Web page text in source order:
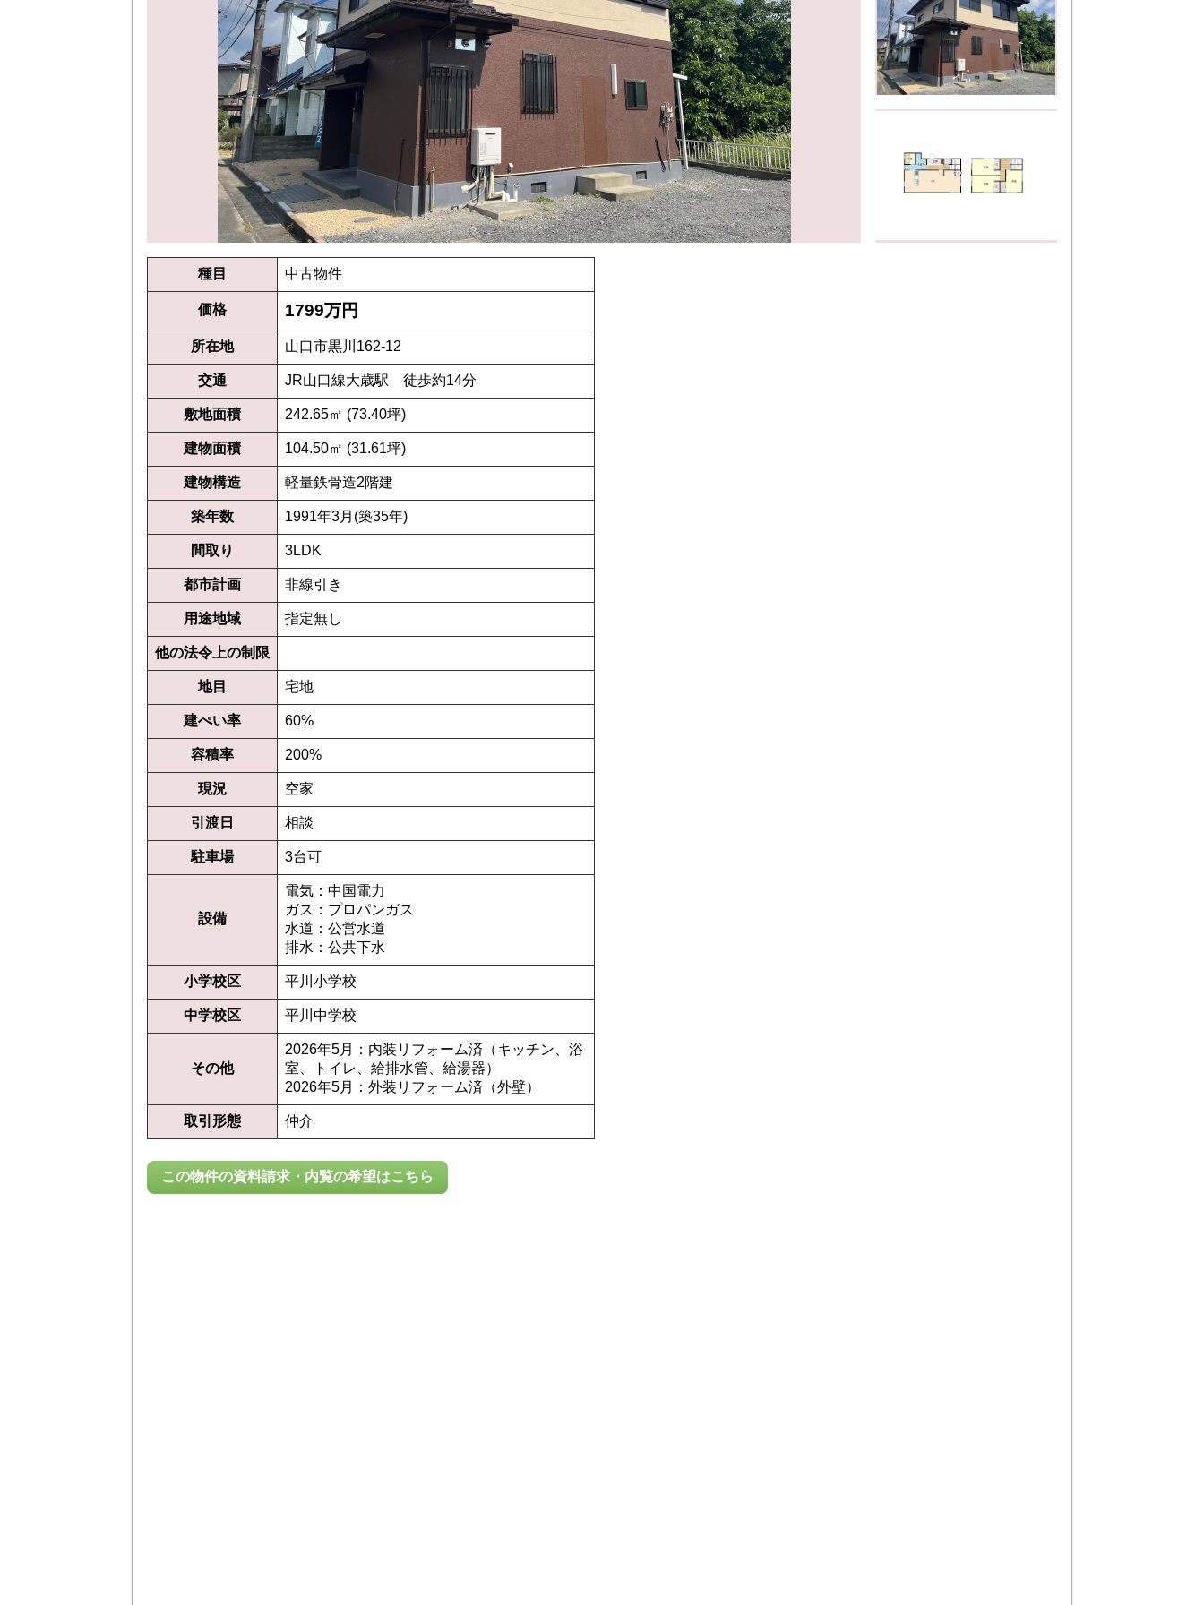
種目 中古物件
価格 1799万円
所在地 山口市黒川162-12
交通 JR山口線大歳駅 徒歩約14分
敷地面積 242.65㎡ (73.40坪)
建物面積 104.50㎡ (31.61坪)
建物構造 軽量鉄骨造2階建
築年数 1991年3月(築35年)
間取り 3LDK
都市計画 非線引き
用途地域 指定無し
他の法令上の制限
地目 宅地
建ぺい率 60%
容積率 200%
現況 空家
引渡日 相談
駐車場 3台可
設備
電気：中国電力
ガス：プロパンガス
水道：公営水道
排水：公共下水
小学校区 平川小学校
中学校区 平川中学校
その他
2026年5月：内装リフォーム済（キッチン、浴
室、トイレ、給排水管、給湯器）
2026年5月：外装リフォーム済（外壁）
取引形態 仲介
この物件の資料請求・内覧の希望はこちら